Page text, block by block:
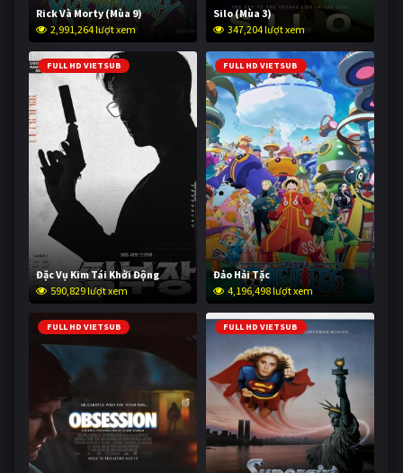
Rick Và Morty (Mùa 9)
2,991,264 lượt xem
Silo (Mùa 3)
347,204 lượt xem
FULL HD VIETSUB
Đặc Vụ Kim Tái Khởi Động
590,829 lượt xem
FULL HD VIETSUB
Đảo Hải Tặc
4,196,498 lượt xem
FULL HD VIETSUB FULL HD VIETSUB